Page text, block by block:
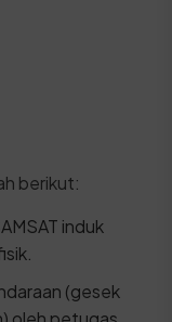
berikut:
induk
(gesek